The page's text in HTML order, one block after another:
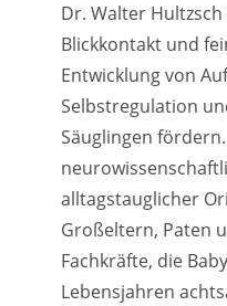
Dr. Walter
Blickkontakt und
Entwicklung von
Selbstregulation
Säuglingen
alltagstauglicher
Großeltern, Paten
Fachkräfte, die
Lebensjahren